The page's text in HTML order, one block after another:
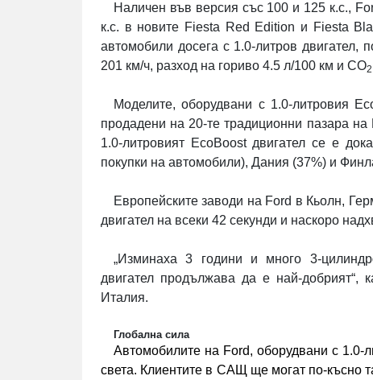
Наличен във версия със 100 и 125 к.с.,
к.с. в новите Fiesta Red Edition и Fiesta
автомобили досега с 1.0-литров двигател,
201 км/ч, разход на гориво 4.5 л/100 км и СО2
Моделите,оборудвани с 1.0-литровия
продадени на 20-те традиционни пазара на
1.0-литровият EcoBoostдвигател се е
покупки на автомобили), Дания (37%) и
Европейскитe заводи на Ford в Кьолн,
двигател на всеки 42 секунди и наскоро
„Изминаха 3 години и много 3-
двигател продължава да е най-
Италия.
Глобална сила
Автомобилите на Ford, оборудвани с 1.0-
света. Клиентите в САЩ ще могат по-късно